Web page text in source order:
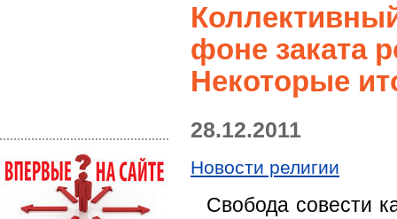
фоне заката
Некоторые
28.12.2011
Новости религии
Свобода совести